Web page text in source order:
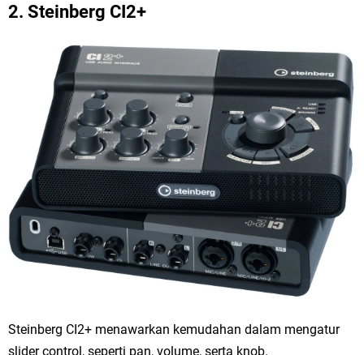
2. Steinberg CI2+
Steinberg CI2+ menawarkan kemudahan dalam mengatur
slider control, seperti pan, volume, serta knob.